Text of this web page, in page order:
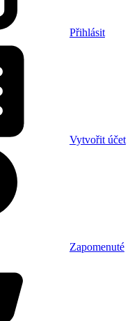
Přihlásit
Vytvořit účet
Zapomenuté